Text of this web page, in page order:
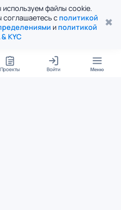
файлы cookie.
с политикой
и политикой
KYC
✖
Проекты Войти Меню